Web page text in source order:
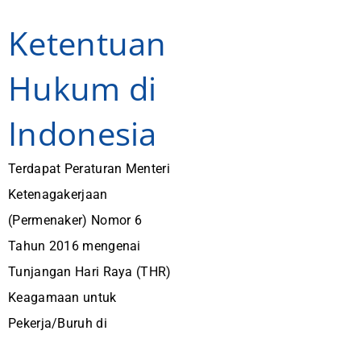
Ketentuan
Hukum di
Indonesia
Terdapat Peraturan Menteri
Ketenagakerjaan
(Permenaker) Nomor 6
Tahun 2016 mengenai
Tunjangan Hari Raya (THR)
Keagamaan untuk
Pekerja/Buruh di